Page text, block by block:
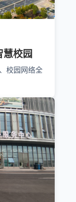
校园
校园网络全